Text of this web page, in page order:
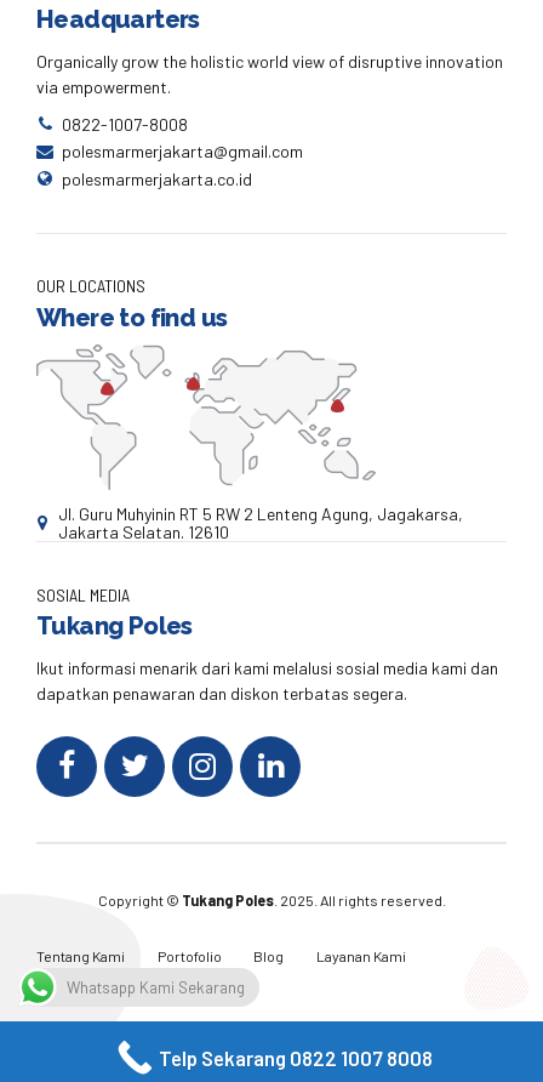
Headquarters
Organically grow the holistic world view of disruptive innovation
via empowerment.
0822-1007-8008
polesmarmerjakarta@gmail.com
polesmarmerjakarta.co.id
OUR LOCATIONS
Where to find us
Jl. Guru Muhyinin RT 5 RW 2 Lenteng Agung, Jagakarsa,
Jakarta Selatan. 12610
SOSIAL MEDIA
Tukang Poles
Ikut informasi menarik dari kami melalusi sosial media kami dan
dapatkan penawaran dan diskon terbatas segera.
Copyright © Tukang Poles. 2025. All rights reserved.
Tentang Kami Portofolio Blog
Layanan Kami
Kontak Kami
Facebook Twitter Instagram Email
Whatsapp Kami Sekarang
Telp Sekarang 0822 1007 8008